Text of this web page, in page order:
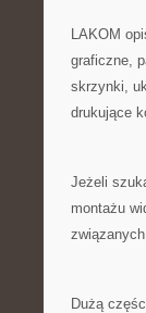
LAKOM
graficzne,
skrzynki,
drukujące
Jeżeli
montażu
Dużą